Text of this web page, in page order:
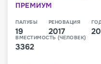
ПРЕМИУМ
ПАЛУБЫ
19
РЕНОВАЦИЯ
2017
ВМЕСТИМОСТЬ (ЧЕЛОВЕК)
3362